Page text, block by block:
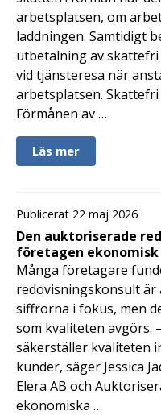
arbetsplatsen, om
laddningen. Samtidigt
utbetalning av
vid tjänsteresa när
arbetsplatsen.
Förmånen av …
Läs mer
Publicerat 22 maj 2026
Den auktoriserade
företagen
Många företagare
redovisningskonsult
siffrorna i fokus, men
som kvaliteten avgörs.
säkerställer kvaliteten
kunder, säger Jessica
Elera AB och
ekonomiska …